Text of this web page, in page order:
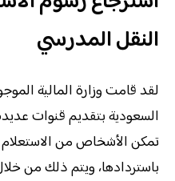
النقل المدرسي
لقد قامت وزارة المالية
السعودية بتقديم قنوات
تمكن الأشخاص من
باستردادها، ويتم ذلك من